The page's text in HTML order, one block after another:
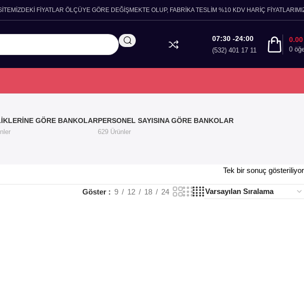
FİYATLAR ÖLÇÜYE GÖRE DEĞİŞMEKTE OLUP, FABRİKA TESLİM %10 KDV HARİÇ
07:30 -24:00
(532) 401 17 11 0
GÖRE BANKOLARPERSONEL SAYISINA GÖRE BANKOLAR
629 Ürünler
Tek bir sonuç gösteriliyor
Göster 9 12 18 24